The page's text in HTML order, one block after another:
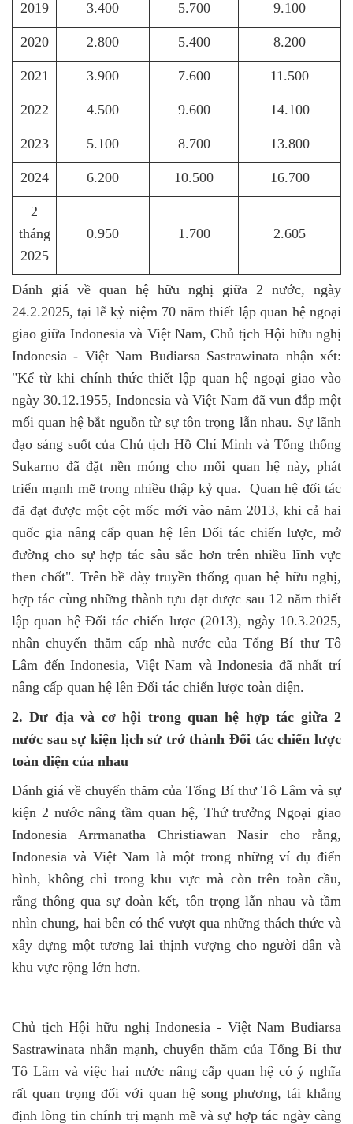
2019 3.400 5.700 9.100
2020 2.800 5.400 8.200
2021 3.900 7.600 11.500
2022 4.500 9.600 14.100
2023 5.100 8.700 13.800
2024 6.200 10.500 16.700
2
tháng
2025
0.950 1.700 2.605
Đánh giá về quan hệ hữu nghị giữa 2 nước, ngày
24.2.2025, tại lễkỷ niệm 70 năm thiết lập quan hệ ngoại
giao giữa Indonesia và Việt Nam, Chủ tịch Hội hữu nghị
Indonesia - Việt Nam Budiarsa Sastrawinata nhậnxét:
"Kể từ khi chính thức thiết lập quan hệ ngoại giao vào
ngày 30.12.1955, Indonesia và Việt Nam đã vun đắp một
mối quan hệ bắt nguồn từ sự tôn trọng lẫn nhau. Sự lãnh
đạo sáng suốt của Chủ tịch Hồ Chí Minh và Tổng thống
Sukarno đã đặt nền móng cho mối quan hệ này, phát
triển mạnh mẽ trong nhiều thập kỷ qua. Quan hệ đối tác
đã đạt được một cột mốc mới vào năm 2013, khi cả hai
quốc gia nâng cấp quan hệ lên Đối tác chiến lược, mở
đường cho sự hợp tác sâu sắc hơn trên nhiều lĩnh vực
then chốt". Trên bề dày truyền thống quan hệ hữu nghị,
hợp tác cùng những thành tựu đạt được sau 12 năm thiết
lập quan hệ Đối tác chiến lược (2013), ngày 10.3.2025,
nhân chuyến thăm cấp nhà nước của Tổng Bí thư Tô
Lâm đến Indonesia, Việt Nam và Indonesia đã nhất trí
nâng cấp quan hệ lên Đối tác chiến lược toàn diện.
2. Dư địa và cơ hội trong quan hệ hợp tác giữa 2
nước sau sự kiện lịch sử trở thành Đối tác chiến lược
toàn diện của nhau
Đánh giá về chuyến thăm của Tổng Bí thư Tô Lâm và sự
kiện 2 nước nâng tầm quan hệ, Thứ trưởng Ngoại giao
Indonesia Arrmanatha Christiawan Nasir cho rằng,
Indonesia và Việt Nam là một trong những ví dụ điển
hình, không chỉ trong khu vực mà còn trên toàn cầu,
rằng thông qua sự đoàn kết, tôn trọng lẫn nhau và tầm
nhìn chung, hai bên có thể vượt qua những thách thức và
xây dựng một tương lai thịnh vượng cho người dân và
khu vực rộng lớn hơn.
Chủ tịch Hội hữu nghị Indonesia - Việt Nam Budiarsa
Sastrawinata nhấn mạnh, chuyến thăm của Tổng Bí thư
Tô Lâm và việc hai nước nâng cấp quan hệ có ý nghĩa
rất quan trọng đối với quan hệ song phương, tái khẳng
định lòng tin chính trị mạnh mẽ và sự hợp tác ngày càng